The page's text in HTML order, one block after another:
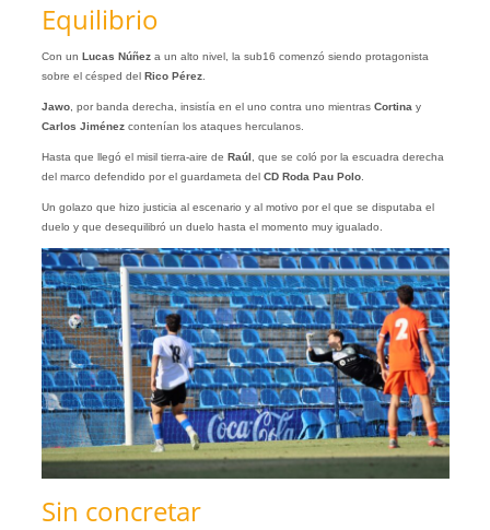
Equilibrio
Con un Lucas Núñeza un alto nivel, la sub16 comenzó siendo protagonista
sobre el césped del Rico Pérez.
Jawo, por banda derecha, insistía en el uno contra uno mientras Cortina y
Carlos Jiménezcontenían los ataques herculanos.
Hasta que llegó el misil tierra-aire de Raúl , que se coló por la escuadra derecha
del marco defendido por el guardameta del CD Roda Pau Polo.
Un golazo que hizo justicia al escenario y al motivo por el que se disputaba el
duelo y que desequilibró un duelo hasta el momento muy igualado.
Sin concretar